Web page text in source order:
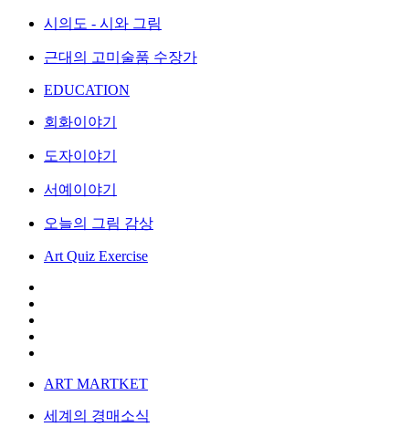
시의도 - 시와 그림
근대의 고미술품 수장가
EDUCATION
회화이야기
도자이야기
서예이야기
오늘의 그림 감상
Art Quiz Exercise
ART MARTKET
세계의 경매소식